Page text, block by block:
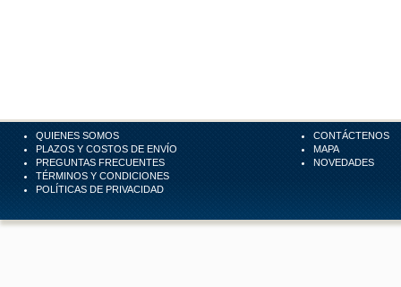
QUIENES SOMOS
PLAZOS Y COSTOS DE ENVÍO
PREGUNTAS FRECUENTES
TÉRMINOS Y CONDICIONES
POLÍTICAS DE PRIVACIDAD
CONTÁCTENOS
MAPA
NOVEDADES